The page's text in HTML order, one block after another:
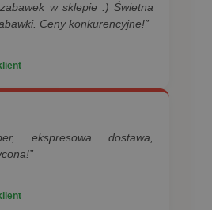
w sklepie :) Świetna
Ceny konkurencyjne!”
ekspresowa dostawa,